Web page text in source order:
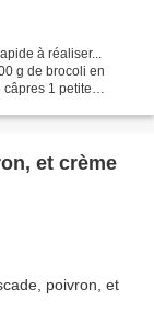
à réaliser...
g de brocoli en
1 petite
et crème